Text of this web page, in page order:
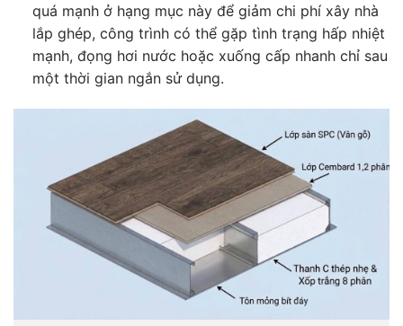
quá mạnh ở hạng mục này để giảm chi phí xây nhà
lắp ghép, công trình có thể gặp tình trạng hấp nhiệt
mạnh, đọng hơi nước hoặc xuống cấp nhanh chỉ sau
một thời gian ngắn sử dụng.